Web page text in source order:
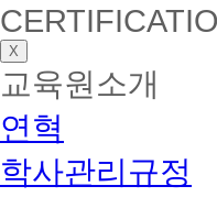
X
교육원소개
연혁
학사관리규정